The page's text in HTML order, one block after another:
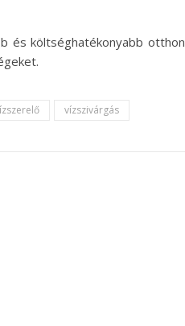
és költséghatékonyabb otthon
vízszivárgás